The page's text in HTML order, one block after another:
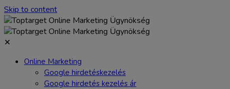
Skip to content
✕
Online Marketing
Google hirdetéskezelés
Google hirdetés kezelés ár